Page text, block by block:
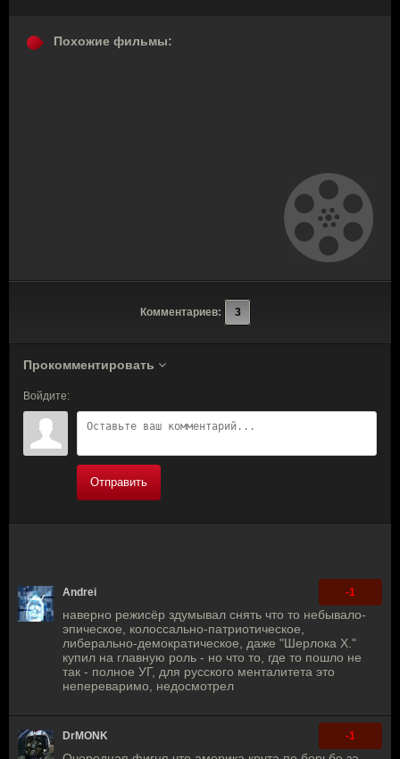
Похожие фильмы:
Комментариев: 3
Прокомментировать
Войдите:
Отправить
Andrei -1
наверно режисёр здумывал снять что то небывало-
эпическое, колоссально-патриотическое,
либерально-демократическое, даже "Шерлока Х."
купил на главную роль - но что то, где то пошло не
так - полное УГ, для русского менталитета это
непереваримо, недосмотрел
DrMONK -1